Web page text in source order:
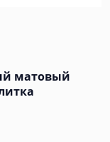
матовый